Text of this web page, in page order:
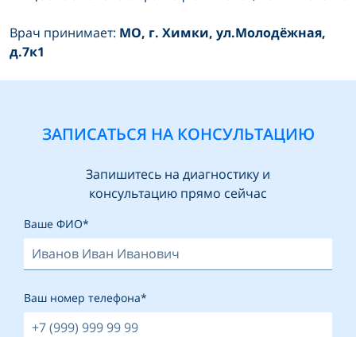
Врач принимает: MO, г. Химки, ул.Молодёжная,
д.7к1
ЗАПИСАТЬСЯ НА КОНСУЛЬТАЦИЮ
Запишитесь на диагностику и
консультацию прямо сейчас
Ваше ФИО*
Ваш номер телефона*